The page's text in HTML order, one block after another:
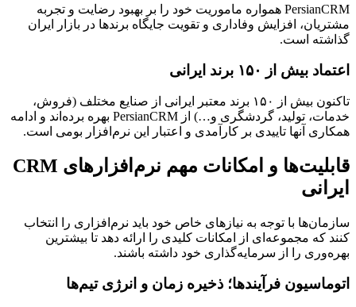
PersianCRM همواره ماموریت خود را بر بهبود رضایت و تجربه
مشتریان، افزایش وفاداری و تقویت جایگاه برندها در بازار ایران
گذاشته است.
اعتماد بیش از ۱۵۰ برند ایرانی
تاکنون بیش از ۱۵۰ برند معتبر ایرانی از صنایع مختلف (فروش،
خدمات، تولید، گردشگری و…) از PersianCRM بهره برده‌اند و ادامه
همکاری آنها تاییدی بر کارآمدی و اعتبار این نرم‌افزار بومی است.
قابلیت‌ها و امکانات مهم نرم‌افزارهای CRM
ایرانی
سازمان‌ها با توجه به نیازهای خاص خود باید نرم‌افزاری را انتخاب
کنند که مجموعه‌ای از امکانات کلیدی را ارائه دهد تا بیشترین
بهره‌وری را از سرمایه‌گذاری خود داشته باشند.
اتوماسیون فرآیندها؛ ذخیره زمان و انرژی تیم‌ها